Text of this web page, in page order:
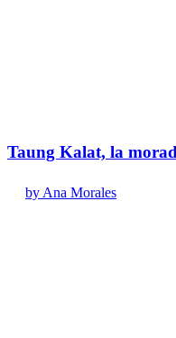
Taung Kalat, la
by Ana Morales